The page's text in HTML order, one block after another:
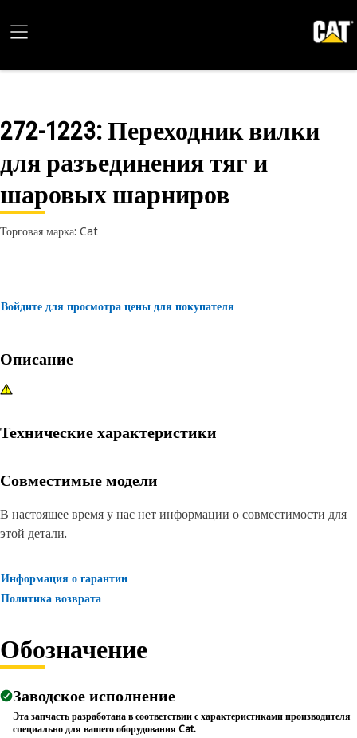
272-1223: Переходник вилки
для разъединения тяг и
шаровых шарниров
Торговая марка: Cat
Войдите для просмотра цены для покупателя
Описание
Технические характеристики
Совместимые модели
В настоящее время у нас нет информации о совместимости для
этой детали.
Информация о гарантии
Политика возврата
Обозначение
Заводское исполнение
Эта запчасть разработана в соответствии с характеристиками производителя
специально для вашего оборудования Cat.